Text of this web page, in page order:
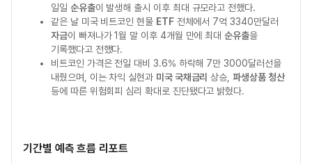
일일 순유출이 발생해 출시 이후 최대 규모라고 전했다.
같은 날 미국 비트코인 현물 ETF전체에서 7억 3340만달러
자금이 빠져나가 1월 말 이후 4개월 만에 최대순유출을
기록했다고 전했다.
비트코인 가격은 전일 대비 3.6% 하락해 7만 3000달러선을
내줬으며, 이는 차익 실현과 미국 국채금리 상승,파생상품 청산
등에 따른 위험회피 심리 확대로 진단됐다고 밝혔다.
기간별 예측 흐름 리포트